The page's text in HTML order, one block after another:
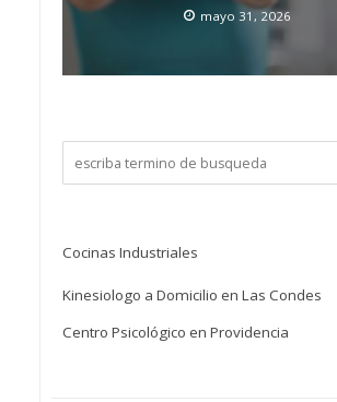
mayo 31, 2026
Cocinas Industriales
Kinesiologo a Domicilio en Las Condes
Centro Psicológico en Providencia